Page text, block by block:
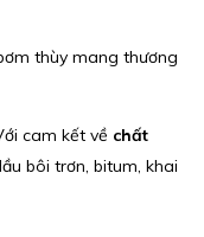
thùy mang thương
cam kết về chất
bôi trơn, bitum, khai